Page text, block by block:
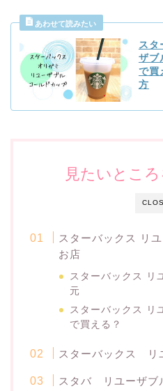
スタ
ザブ
で買
方
見たいとこ
スターバックス リ
お店
スターバックス リ
元
スターバックス リ
で買える？
スターバックス リ
スタバ リユーザブ